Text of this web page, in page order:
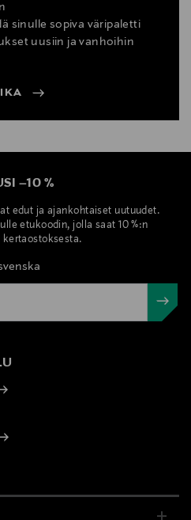
sinulle sopiva väripaletti
uusiin ja vanhoihin
–10 %
edut ja ajankohtaiset uutuudet.
etukoodin, jolla saat 10 %:n